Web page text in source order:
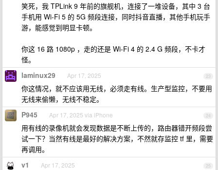
笑死，我 TPLink 9 年前的旗舰机，连接了一堆设备，其中 3 台
手机用 Wi-Fi 5 的 5G 频段连接，同时抖音直播，其他手机玩手
游，能感觉到明显卡顿。
你这 16 路 1080p ，走的还是 Wi-Fi 4 的 2.4 G 频段，不卡才
怪。
23
laminux29 Apr 17, 2025
你这情况，就不应该用无线，必须走有线。生产型监控，不要用
无线来偷懒，无线不稳定。
24
P945 Apr 17, 2025 via iPhone
用有线的录像机就会发现数据是不断上传的，路由器错开频段尝
试一下？当然有线是最好的解决方案，不然就存监控 tf 里，需要
再调用。
25
v1 Apr 17, 2025